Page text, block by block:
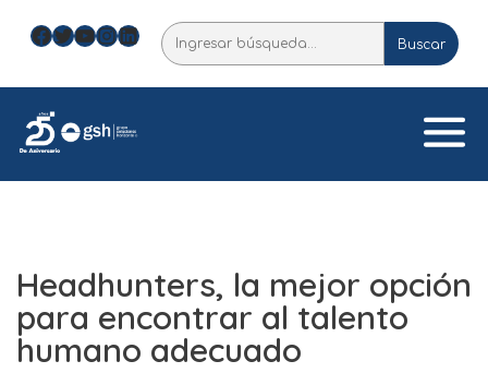
Facebook
Twitter
YouTube
Instagram
LinkedIn
Buscar
Buscar
Headhunters, la mejor opción
para encontrar al talento
humano adecuado